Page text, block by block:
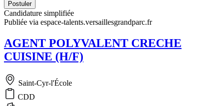
Postuler
Candidature simplifiée
Publiée via espace-talents.versaillesgrandparc.fr
AGENT POLYVALENT CRECHE
CUISINE (H/F)
Saint-Cyr-l'École
CDD